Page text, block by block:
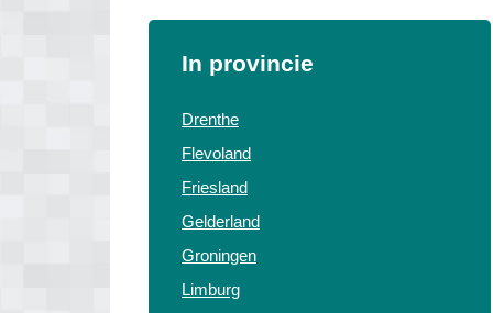
In provincie
Drenthe
Flevoland
Friesland
Gelderland
Groningen
Limburg